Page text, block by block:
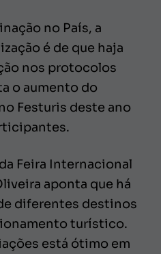
no País, a
é de que haja
nos protocolos
o aumento do
Festuris deste ano
Feira Internacional
aponta que há
diferentes destinos
turístico.
está ótimo em